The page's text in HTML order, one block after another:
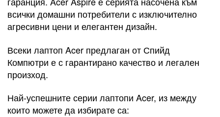
всички домашни потребители с изключително
агресивни цени и елегантен дизайн.
Всеки лаптоп Acer предлаган от Спийд
Компютри е с гарантирано качество и легален
произход.
Най-успешните серии лаптопи Acer, из между
които можете да избирате са: